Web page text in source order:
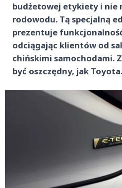
budżetowej etykiety i nie
rodowodu. Tą specjalną
prezentuje
odciągając klientów od
chińskimi samochodami.
być oszczędny, jak Toyota.